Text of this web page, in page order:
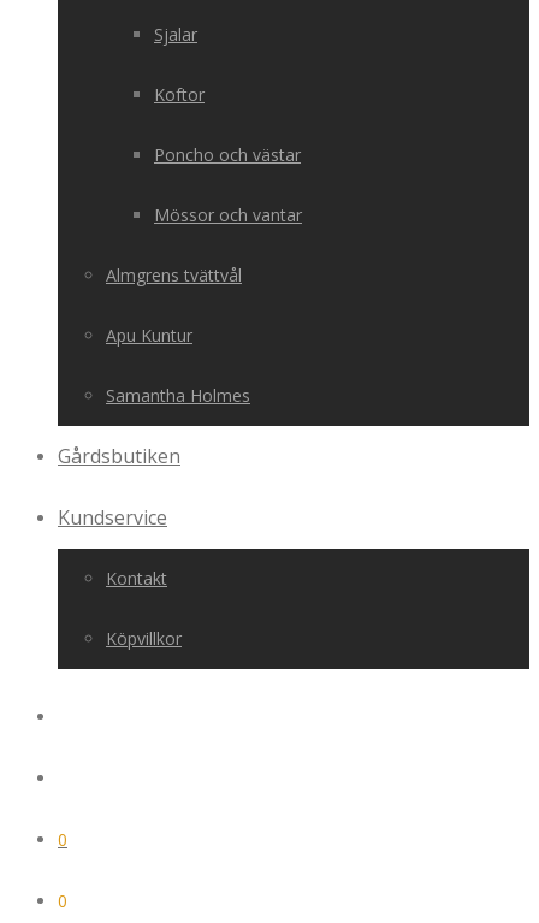
Sjalar
Koftor
Poncho och västar
Mössor och vantar
Almgrens tvättvål
Apu Kuntur
Samantha Holmes
Gårdsbutiken
Kundservice
Kontakt
Köpvillkor
0
0